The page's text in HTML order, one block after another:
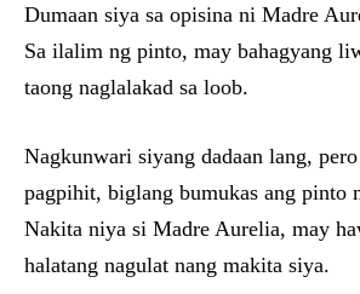
Dumaan siya sa opisina ni Madre
Sa ilalim ng pinto, may bahagyang
taong naglalakad sa loob.
Nagkunwari siyang dadaan lang,
pagpihit, biglang bumukas ang pinto
Nakita niya si Madre Aurelia, may
halatang nagulat nang makita siya.